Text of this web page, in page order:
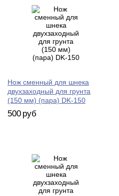
Нож сменный для шнека
двухзаходный для грунта
(150 мм) (пара) DK-150
500 руб